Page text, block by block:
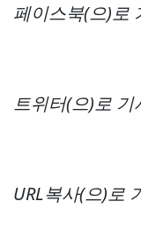
페이스북(으)로
트위터(으)로 기
URL복사(으)로